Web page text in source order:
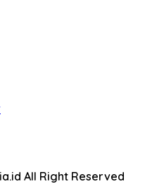
All Right Reserved